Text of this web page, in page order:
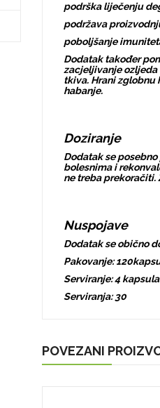
podrška liječenju
podržava
poboljšanje
Dodatak također
zacjeljivanje ozljeda
tkiva. Hrani zglobnu
habanje.
Doziranje
Dodatak se
bolesnima i
ne treba
Nuspojave
Dodatak se obično
Pakovanje:
Serviranje: 4 kapsula
Serviranja: 30
POVEZANI